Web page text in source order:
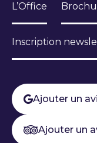
L’Office
Inscription
Ajouter un
Ajouter un